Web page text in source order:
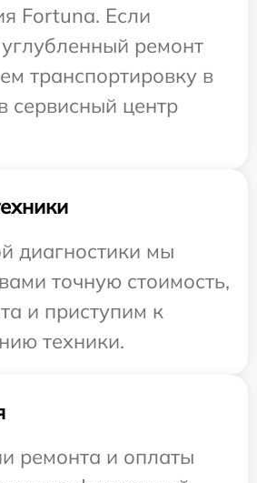
Fortuna. Если
ремонт
транспортировку в
сервисный центр
диагностики мы
точную стоимость,
и приступим к
техники.
ремонта и оплаты